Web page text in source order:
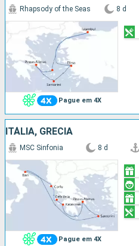
Pague em 4X
Rhapsody of the Seas 8 d
ITÁLIA, GRÉCIA
Pague em 4X
MSC Sinfonia 8 d